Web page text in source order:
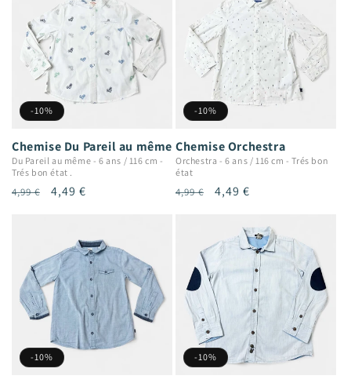
-10%
Chemise Du Pareil au même
Du Pareil au même -6 ans / 116 cm -
Trés bon état .
Prix
4,99 €
Prix
4,49 €
-10%
Chemise Orchestra
Orchestra -6 ans / 116 cm -Trés bon
état
Prix
4,99 €
Prix
4,49 €
-10% -10%